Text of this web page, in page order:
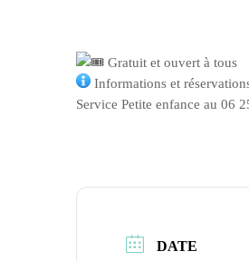
Gratuit et ouvert à tous
Informations et
Service Petite enfance au 06
DATE